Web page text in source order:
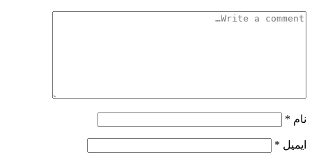
نام *
ایمیل *